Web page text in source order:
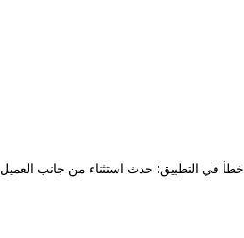
خطأ في التطبيق: حدث استثناء من جانب العميل